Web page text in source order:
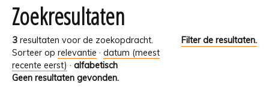
Zoekresultaten
3 resultaten voor de zoekopdracht.
Filter de resultaten.
Sorteer op relevantie · datum (meest
recente eerst) · alfabetisch
Geen resultaten gevonden.